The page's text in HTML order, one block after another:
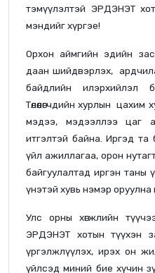
тэмүүлэлтэй ЭРДЭНЭТ
мэндийг хүргэе!
Орхон аймгийн эдийн
даан шийдвэрлэх,
байдлийн илэрхийлэл
Төлөөлөгчдийн хурлын цахим
мэдээ, мэдээллээ цаг
итгэлтэй байна. Иргэд та
үйл ажиллагаа, орон нутагт
байгуулалтад иргэн таны
үнэтэй хувь нэмэр оруулна
Улс орны хөгжлийн
ЭРДЭНЭТ хотын түүхэн
үргэлжлүүлэх, ирэх он
үйлсэд миний бие хүчин